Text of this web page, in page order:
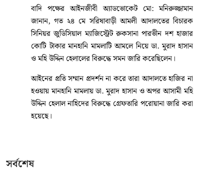
বাদি পক্ষের আইনজীবী অ্যাডভোকেট মো: মনিরুজ্জামান
জানান, গত ২৪ মে সরিষাবাড়ী আমলী আদালতের বিচারক
সিনিয়র জুডিসিয়াল ম্যাজিস্ট্রেট রুকসানা পারভীন দশ হাজার
কোটি টাকার মানহানি মামলাটি আমলে নিয়ে ডা. মুরাদ হাসান
ও মহি উদ্দিন হেলালের বিরুদ্ধে সমন জারি করেছিলেন।
আইনের প্রতি সম্মান প্রদর্শন না করে তারা আদালতে হাজির না
হওয়ায় মানহানি মামলায় ডা. মুরাদ হাসান ও অপর আসামী মহি
উদ্দিন হেলাল নাহিদের বিরুদ্ধে গ্রেফতারি পরোয়ানা জারি করা
হয়েছে।
সর্বশেষ